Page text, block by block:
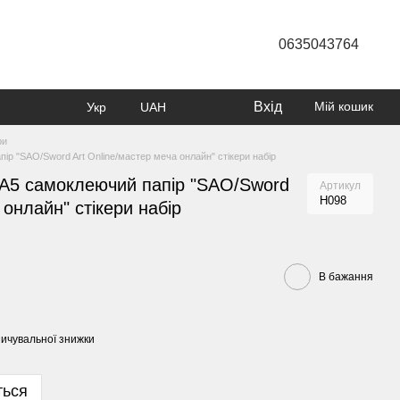
0635043764
Укр UAH Вхід Мій кошик
"SAO/Sword Art Online/мастер меча онлайн" стікери набір
самоклеючий папір "SAO/Sword
стікери набір
Артикул
Н098
В бажання
знижки